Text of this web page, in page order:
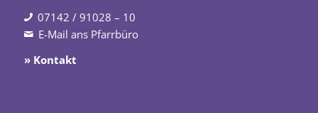
07142 / 91028 – 10
E-Mail ans Pfarrbüro
» Kontakt